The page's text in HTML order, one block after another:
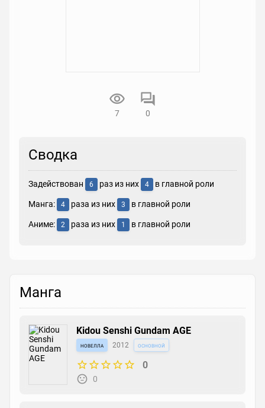
7 0
Сводка
Задействован 6 раз из них 4 в главной роли
Манга: 4 раза из них 3 в главной роли
Аниме: 2 раза из них 1 в главной роли
Манга
Kidou Senshi Gundam AGE
новелла 2012 основной
0
0